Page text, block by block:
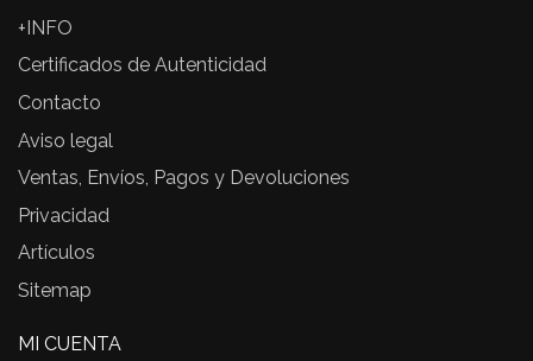
+INFO
Certificados de Autenticidad
Contacto
Aviso legal
Ventas, Envíos, Pagos y Devoluciones
Privacidad
Artículos
Sitemap
MI CUENTA